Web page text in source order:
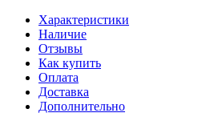
Характеристики
Наличие
Отзывы
Как купить
Оплата
Доставка
Дополнительно